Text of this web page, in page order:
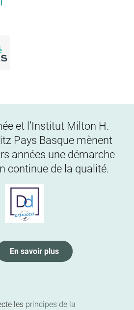
et l’Institut Milton H.
Pays Basque mènent
années une démarche
continue de la qualité.
les principes de la
En savoir plus